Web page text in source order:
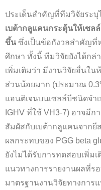
ประเด็นสำคัญที่ทีมวิจัยระบุ
เบต้ากลูแคนกระตุ้นให้เซล
ขึ้น ซึ่งเป็นข้อกังวลสำคัญที่
ศึกษา ทั้งนี้ ทีมวิจัยยังได้กล่
เพิ่มเติมว่า มีงานวิจัยอื่นใ
ส่วนน้อยมาก (ประมาณ
แอนติเจนบนเซลล์บีชนิดจำเ
IGHV ที่ใช้ VH3-7) อาจมีก
สัมผัสกับเบต้ากลูแคนจากยี
ผลกระทบของ PGG beta
ยังไม่ได้รับการทดสอบเพิ่ม
แนวทางการรายงานผลที่ร
มาตรฐานงานวิจัยทางการ